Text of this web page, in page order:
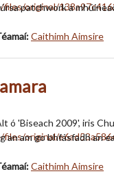
patchwork a
Caithimh Aimsire
ó 'Biseach 2009', iris
an am go bhfásfadh an
Caithimh Aimsire